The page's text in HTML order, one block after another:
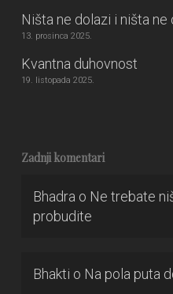
Ništa ne dolazi i ništa ne
13. prosinca 2025.
Kvantna duhovnost
19. listopada 2025.
Zadnji komentari
Bhadra o Ne trebate
probudite
Bhakti o Na pola puta